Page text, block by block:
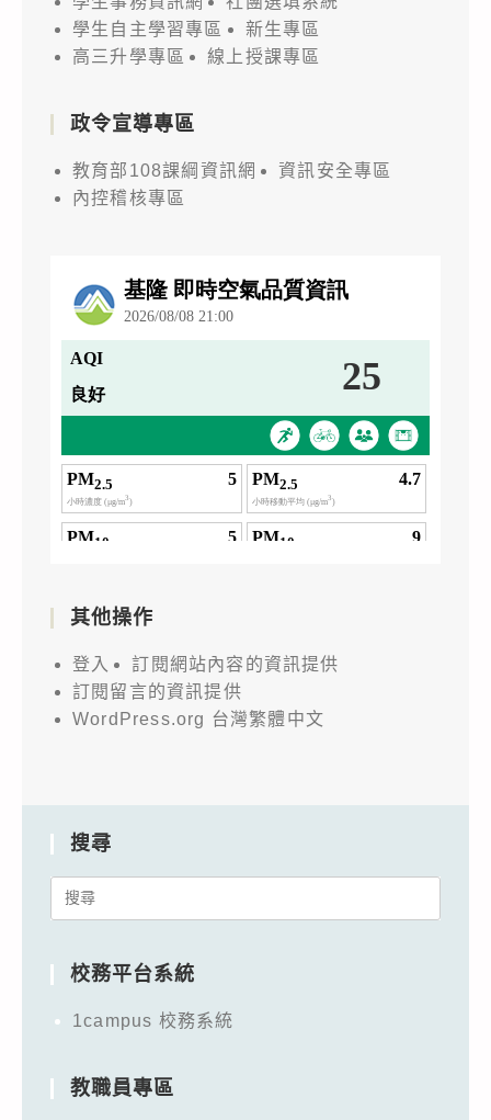
學生自主學習專區
新生專區
高三升學專區
線上授課專區
政令宣導專區
教育部108課綱資訊網
資訊安全專區
內控稽核專區
其他操作
登入
訂閱網站內容的資訊提供
訂閱留言的資訊提供
WordPress.org 台灣繁體中文
搜尋
Search
校務平台系統
1campus 校務系統
教職員專區